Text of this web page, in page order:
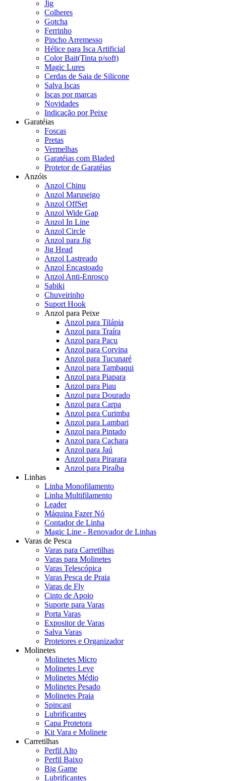
Jig
Colheres
Gotcha
Ferrinho
Pincho Arremesso
Hélice para Isca Artificial
Color Bait(Tinta p/soft)
Magic Lures
Cerdas de Saia de Silicone
Salva Iscas
Iscas por marcas
Novidades
Indicação por Peixe
Garatéias
Foscas
Pretas
Vermelhas
Garatéias com Bladed
Protetor de Garatéias
Anzóis
Anzol Chinu
Anzol Maruseigo
Anzol OffSet
Anzol Wide Gap
Anzol In Line
Anzol Circle
Anzol para Jig
Jig Head
Anzol Lastreado
Anzol Encastoado
Anzol Anti-Enrosco
Sabiki
Chuveirinho
Suport Hook
Anzol para Peixe
Anzol para Tilápia
Anzol para Traíra
Anzol para Pacu
Anzol para Corvina
Anzol para Tucunaré
Anzol para Tambaqui
Anzol para Piapara
Anzol para Piau
Anzol para Dourado
Anzol para Carpa
Anzol para Curimba
Anzol para Lambari
Anzol para Pintado
Anzol para Cachara
Anzol para Jaú
Anzol para Pirarara
Anzol para Piraíba
Linhas
Linha Monofilamento
Linha Multifilamento
Leader
Máquina Fazer Nó
Contador de Linha
Magic Line - Renovador de Linhas
Varas de Pesca
Varas para Carretilhas
Varas para Molinetes
Varas Telescópica
Varas Pesca de Praia
Varas de Fly
Cinto de Apoio
Suporte para Varas
Porta Varas
Expositor de Varas
Salva Varas
Protetores e Organizador
Molinetes
Molinetes Micro
Molinetes Leve
Molinetes Médio
Molinetes Pesado
Molinetes Praia
Spincast
Lubrificantes
Capa Protetora
Kit Vara e Molinete
Carretilhas
Perfil Alto
Perfil Baixo
Big Game
Lubrificantes